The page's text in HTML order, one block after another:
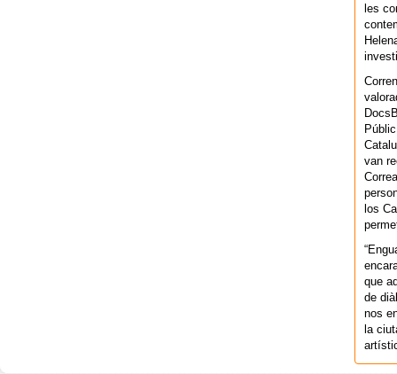
les
van
los
que
de
nos
la